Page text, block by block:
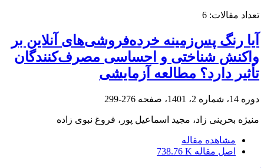
تعداد مقالات: 6
آیا رنگ پس‌زمینه خرده‌فروشی‌های آنلاین بر
واکنش شناختی و احساسی مصرف‌کنندگان
تأثیر دارد؟ مطالعه آزمایشی
دوره 14، شماره 2، 1401، صفحه 276-299
منیژه بحرینی زاد، مجید اسماعیل پور، فروغ نبوی زاده
مشاهده مقاله
اصل مقاله 738.76 K